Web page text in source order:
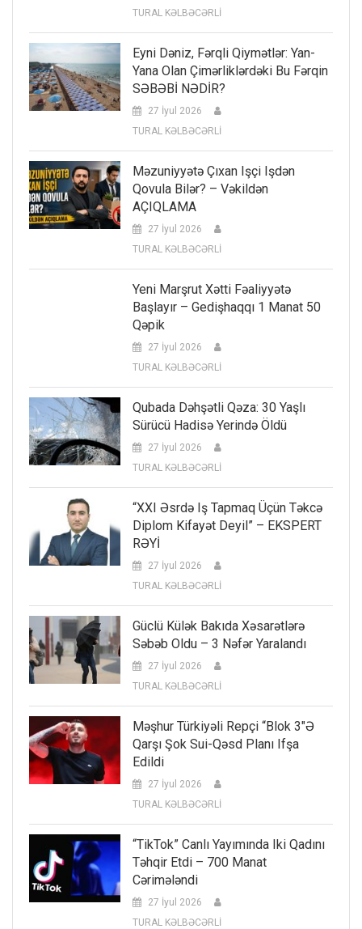
TURAL KƏLBƏCƏRLİ
Eyni Dəniz, Fərqli Qiymətlər: Yan-
Yana Olan Çimərliklərdəki Bu Fərqin
SƏBƏBİ NƏDİR?
27 İyul 2026
TURAL KƏLBƏCƏRLİ
Məzuniyyətə Çıxan Işçi Işdən
Qovula Bilər? – Vəkildən
AÇIQLAMA
27 İyul 2026
TURAL KƏLBƏCƏRLİ
Yeni Marşrut Xətti Fəaliyyətə
Başlayır – Gedişhaqqı 1 Manat 50
Qəpik
27 İyul 2026
TURAL KƏLBƏCƏRLİ
Qubada Dəhşətli Qəza: 30 Yaşlı
Sürücü Hadisə Yerində Öldü
27 İyul 2026
TURAL KƏLBƏCƏRLİ
“XXI Əsrdə Iş Tapmaq Üçün Təkcə
Diplom Kifayət Deyil” – EKSPERT
RƏYİ
27 İyul 2026
TURAL KƏLBƏCƏRLİ
Güclü Külək Bakıda Xəsarətlərə
Səbəb Oldu – 3 Nəfər Yaralandı
27 İyul 2026
TURAL KƏLBƏCƏRLİ
Məşhur Türkiyəli Repçi “Blok 3″ə
Qarşı Şok Sui-Qəsd Planı Ifşa
Edildi
27 İyul 2026
TURAL KƏLBƏCƏRLİ
“TikTok” Canlı Yayımında Iki Qadını
Təhqir Etdi – 700 Manat
Cərimələndi
27 İyul 2026
TURAL KƏLBƏCƏRLİ